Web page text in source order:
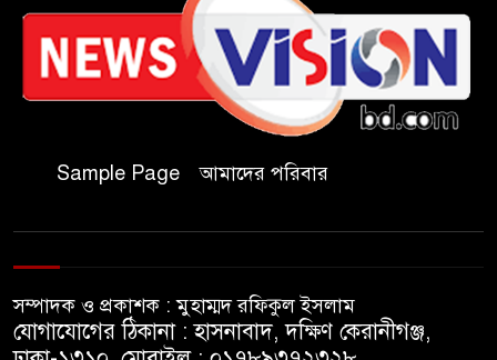
আলিম মাদ্রাসা
জুলাই গণঅভ্যুত্থান দিবসে কুবি
ছাত্রদলের পরিচ্ছন্নতা ও বৃক্ষরোপণ
কর্মসূচি
রাষ্ট্রবিরোধী গোপন কর্মকাণ্ডে’র দায়ে
ইসলামপুরে ‘জুলাই গণঅভ্যুত্থান
দিবস উপলক্ষ্যে আলোচনা সভা ও
Sample Page আমাদের পরিবার
সম্পাদক ও প্রকাশক : মুহাম্মদ রফিকুল ইসলাম
যোগাযোগের ঠিকানা : হাসনাবাদ, দক্ষিণ কেরানীগঞ্জ,